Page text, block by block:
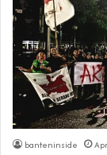
banteninside